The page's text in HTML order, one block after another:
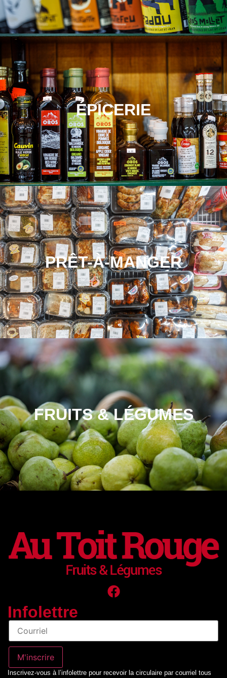
ÉPICERIE
PRÊT-À-MANGER
FRUITS & LÉGUMES
Infolettre
Infolettre
M'inscrire
Inscrivez-vous à l’infolettre pour recevoir la circulaire par courriel tous